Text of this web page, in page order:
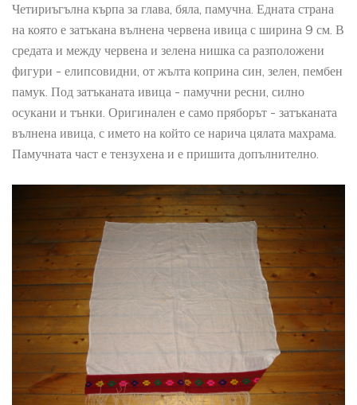
Четириъгълна кърпа за глава, бяла, памучна. Едната страна
на която е затъкана вълнена червена ивица с ширина 9 см. В
средата и между червена и зелена нишка са разположени
фигури - елипсовидни, от жълта коприна син, зелен, пембен
памук. Под затъканата ивица - памучни ресни, силно
осукани и тънки. Оригинален е само пряборът - затъканата
вълнена ивица, с името на който се нарича цялата махрама.
Памучната част е тензухена и е пришита допълнително.